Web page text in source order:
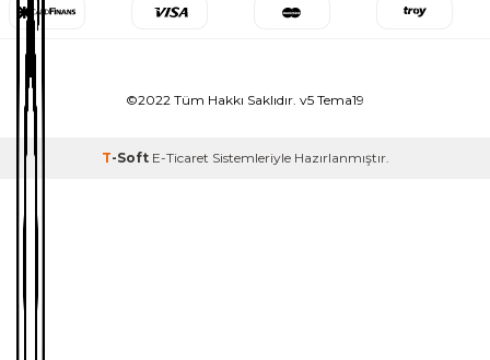
©2022 Tüm Hakkı Saklıdır. v5 Tema19
T-Soft E-Ticaret Sistemleriyle Hazırlanmıştır.